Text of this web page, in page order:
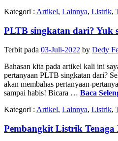
Kategori : Artikel, Lainnya, Listrik,
PLTB singkatan dari? Yuk
Terbit pada 03-Juli-2022 by Dedy
Bahasan kita pada artikel kali ini
pertanyaan PLTB singkatan dari?
akan membahas pertanyaan-
sampai habis! Bicara … Baca
Kategori : Artikel, Lainnya, Listrik,
Pembangkit Listrik Tenaga